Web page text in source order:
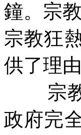
鐘。宗
宗教狂
供了理
宗
政府完